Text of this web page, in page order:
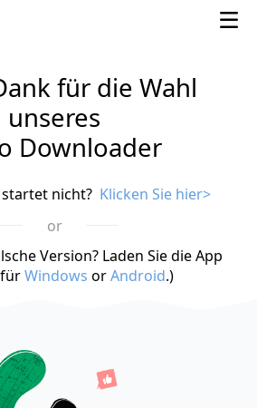
für die Wahl
unseres
Downloader
nicht? Klicken Sie hier>
or
Version? Laden Sie die App
Windows orAndroid.)